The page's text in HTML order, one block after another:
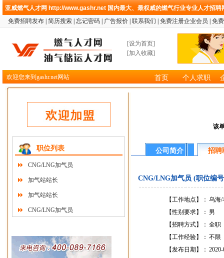
亚威燃气人才网 http://www.gashr.net 国内最大、最权威的燃气行业专业人才招
免费招聘发布 简历搜索 忘记密码 广告报价 联系我们 免费注册企业会员 免
[设为首页]
[加入收藏]
欢迎您来到gashr.net网站 首页 个人求职
职位列表
CNG/LNG加气员
加气站站长
加气站站长
CNG/LNG加气员
该
公司简介 招聘
CNG/LNG加气员 (职位编号
【工作地点】： 乌海/
【性别要求】： 男
【招聘方式】： 全职
【工作经验】： 不限
【发布日期】：